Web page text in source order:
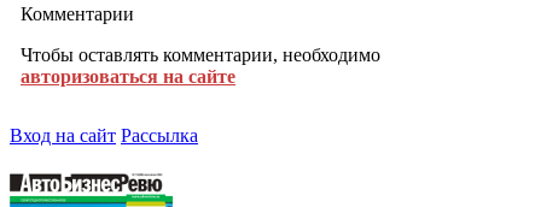
Комментарии
Чтобы оставлять комментарии, необходимо
авторизоваться на сайте
Вход на сайт Рассылка